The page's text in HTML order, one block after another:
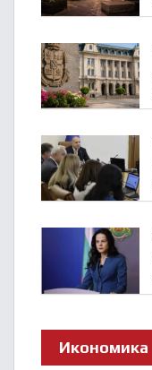
Икономика